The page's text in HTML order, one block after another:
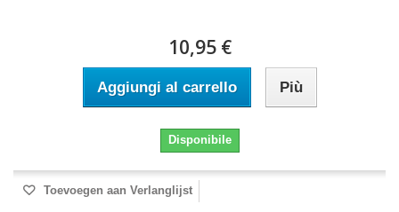
10,95 €
Aggiungi al carrello Più
Disponibile
Toevoegen aan Verlanglijst